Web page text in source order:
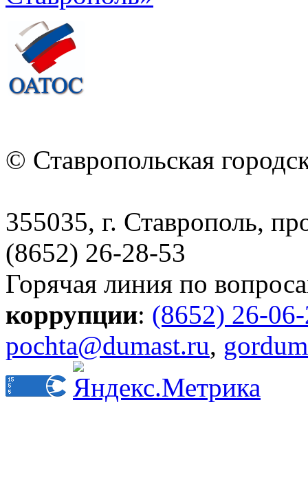
© Ставропольская
355035, г. Ставрополь,
(8652) 26-28-53
Горячая линия по
коррупции: (8652) 26-
pochta@dumast.ru,